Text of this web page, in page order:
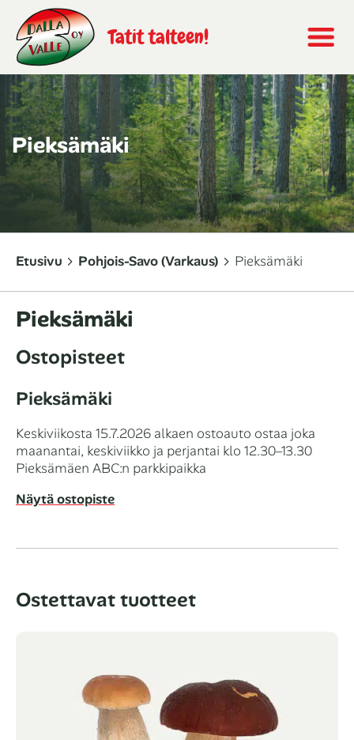
Tatit talteen!
Pieksämäki
Etusivu Pohjois-Savo (Varkaus) Pieksämäki
Pieksämäki
Ostopisteet
Pieksämäki
Keskiviikosta 15.7.2026 alkaen ostoauto ostaa joka
maanantai, keskiviikko ja perjantai klo 12.30–13.30
Pieksämäen ABC:n parkkipaikka
Näytä ostopiste
Ostettavat tuotteet